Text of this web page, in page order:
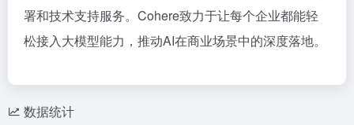
署和技术支持服务。Cohere致力于让每个企业都能轻
松接入大模型能力，推动AI在商业场景中的深度落地。
数据统计